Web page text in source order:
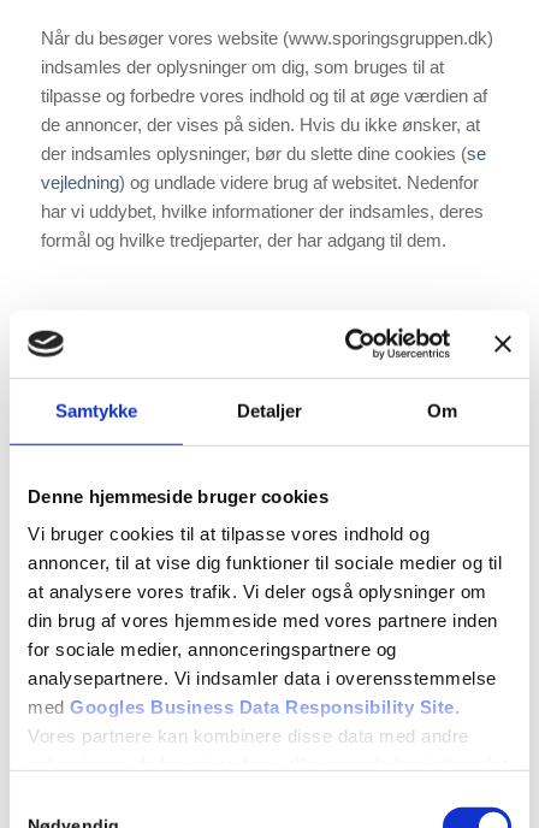
Samtykke Detaljer Om
Denne hjemmeside bruger cookies
Vi bruger cookies til at tilpasse vores indhold og
annoncer, til at vise dig funktioner til sociale medier og til
at analysere vores trafik. Vi deler også oplysninger om
din brug af vores hjemmeside med vores partnere inden
for sociale medier, annonceringspartnere og
analysepartnere. Vi indsamler data i overensstemmelse
med Googles Business Data Responsibility Site.
Vores partnere kan kombinere disse data med andre
Se Cookie & Privatlivspolitik
Når du besøger vores website (www.sporingsgruppen.dk)
indsamles der oplysninger om dig, som bruges til at
tilpasse og forbedre vores indhold og til at øge værdien af
de annoncer, der vises på siden. Hvis du ikke ønsker, at
der indsamles oplysninger, bør du slette dine cookies (se
vejledning) og undlade videre brug af websitet. Nedenfor
har vi uddybet, hvilke informationer der indsamles, deres
formål og hvilke tredjeparter, der har adgang til dem.
Cookies
gemmes på din computer, mobil el. tilsvarende med det
formål at genkende den, huske indstillinger, udføre statistik
skadelig kode som f.eks. virus.
Det er muligt at slette eller blokere for cookies. Se
vejledning:
https://minecookies.org/cookiehandtering
Hvis du sletter eller blokerer cookies vil annoncer kunne
blive mindre relevante for dig og optræde hyppigere. Du
kan desuden risikere at websitet ikke fungerer optimalt
samt at der er indhold, du ikke kan få adgang til.